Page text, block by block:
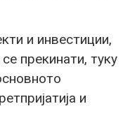
и инвестиции,
прекинати, туку
и